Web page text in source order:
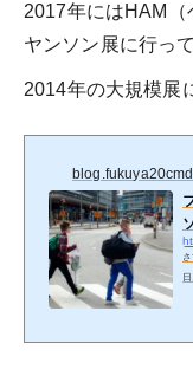
2017年にはHAM
ヤンソン展に行っ
2014年の大規模展